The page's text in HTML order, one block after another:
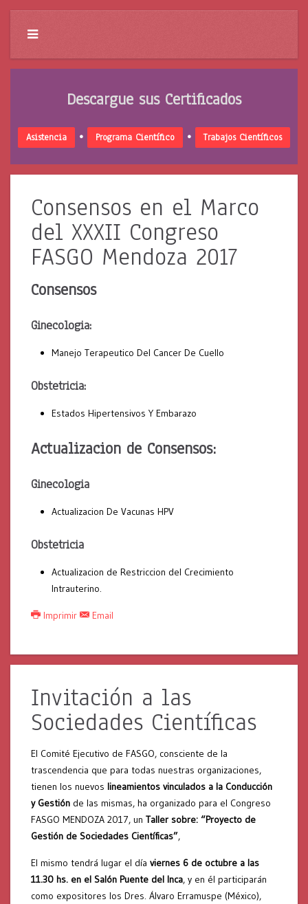
Descargue sus Certificados
Asistencia • Programa Científico • Trabajos Científicos
Consensos en el Marco
del XXXII Congreso
FASGO Mendoza 2017
Consensos
Ginecologia:
Manejo Terapeutico Del Cancer De Cuello
Obstetricia:
Estados Hipertensivos Y Embarazo
Actualizacion de Consensos:
Ginecologia
Actualizacion De Vacunas HPV
Obstetricia
Actualizacion de Restriccion del Crecimiento
Intrauterino.
Imprimir Email
Invitación a las
Sociedades Científicas
El Comité Ejecutivo de FASGO, consciente de la
trascendencia que para todas nuestras organizaciones,
tienen los nuevos lineamientos vinculados a la Conducción
y Gestión de las mismas, ha organizado para el Congreso
FASGO MENDOZA 2017, un Taller sobre: “Proyecto de
Gestión de Sociedades Científicas”,
El mismo tendrá lugar el día viernes 6 de octubre a las
11.30 hs. en el Salón Puente del Inca, y en él participarán
como expositores los Dres. Álvaro Erramuspe (México),